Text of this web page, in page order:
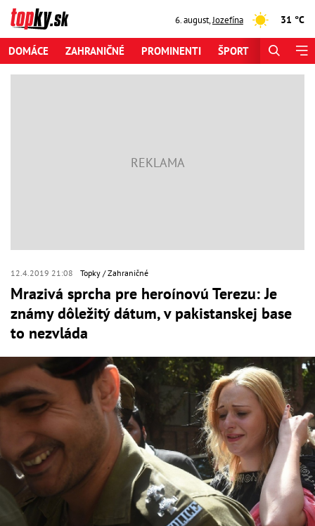
6. august,Jozefína 31 °C
DOMÁCE ZAHRANIČNÉ PROMINENTI ŠPORT
12.4.2019 21:08 Topky Zahraničné
Mrazivá sprcha pre heroínovú Terezu: Je
známy dôležitý dátum, v pakistanskej base
to nezvláda